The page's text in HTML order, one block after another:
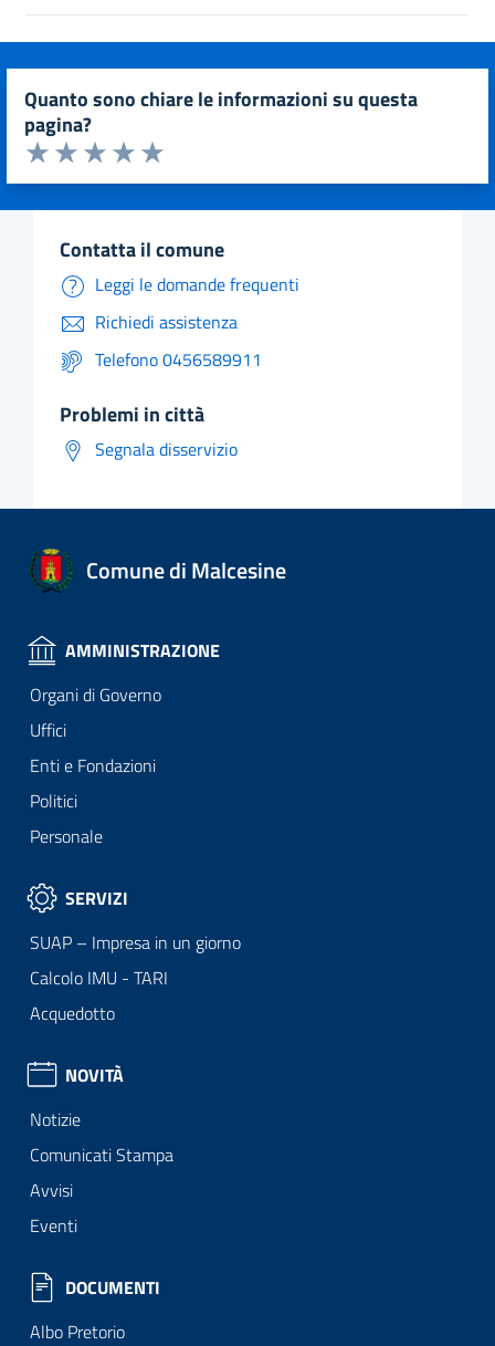
quanto sono chiare le informazioni su questa
pagina?
Valuta da 1 a 5 stelle la pagina
Valuta 5 stelle su 5
Valuta 4 stelle su 5
Valuta 3 stelle su 5
Valuta 2 stelle su 5
Valuta 1 stelle su 5
contatta il comune
Leggi le domande frequenti
Richiedi assistenza
Telefono 0456589911
problemi in città
Segnala disservizio
Comune di Malcesine
AMMINISTRAZIONE
Organi di Governo
Uffici
Enti e Fondazioni
Politici
Personale
SERVIZI
SUAP – Impresa in un giorno
Calcolo IMU - TARI
Acquedotto
NOVITÀ
Notizie
Comunicati Stampa
Avvisi
Eventi
DOCUMENTI
Albo Pretorio